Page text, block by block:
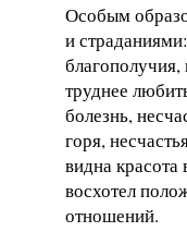
Особым
и
труднее
болезнь,
горя,
видна красота
восхотел
отношений.